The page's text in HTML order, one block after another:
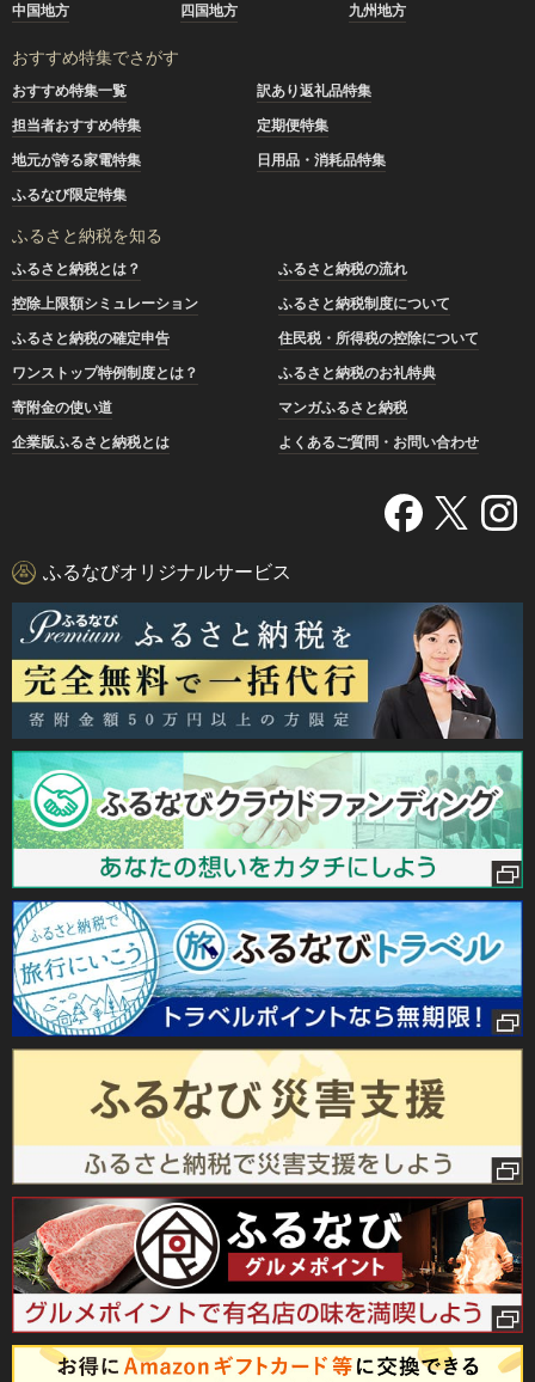
中国地方
四国地方 九州地方
おすすめ特集でさがす
おすすめ特集一覧
訳あり返礼品特集
担当者おすすめ特集
定期便特集
地元が誇る家電特集
日用品・消耗品特集
ふるなび限定特集
ふるさと納税を知る
ふるさと納税とは？
ふるさと納税の流れ
控除上限額シミュレーション
ふるさと納税制度について
ふるさと納税の確定申告
住民税・所得税の控除について
ワンストップ特例制度とは？
ふるさと納税のお礼特典
寄附金の使い道
マンガふるさと納税
企業版ふるさと納税とは
よくあるご質問・お問い合わせ
ふるなびオリジナルサービス